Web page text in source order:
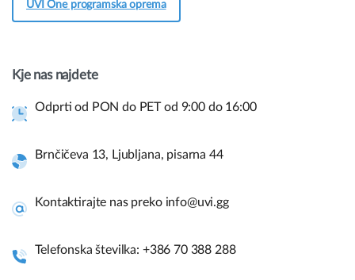
UVI One programska oprema
Kje nas najdete
Odprti od PON do PET od 9:00 do 16:00
Brnčičeva 13, Ljubljana, pisarna 44
Kontaktirajte nas preko info@uvi.gg
Telefonska številka: +386 70 388 288
Hej! Imate vprašanja pred nakupom?
Kontaktirajte nas
strani in takojšnje informacije.
Vodiči za sestavo